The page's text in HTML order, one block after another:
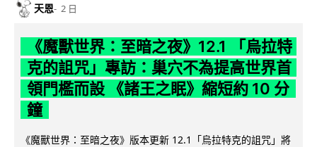
天恩 2 日
《魔獸世界：至暗之夜》12.1 「烏拉特
克的詛咒」專訪：巢穴不為提高世界首
領門檻而設 《諸王之眠》縮短約 10 分
鐘
《魔獸世界：至暗之夜》版本更新 12.1「烏拉特克的詛咒」將